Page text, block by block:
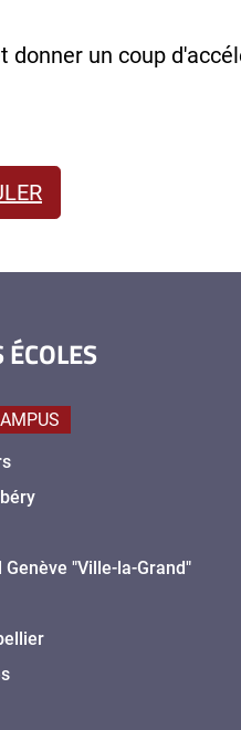
un coup
Genève "Ville-la-Grand"